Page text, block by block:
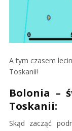
A tym czasem
Toskanii!
Bolonia –
Toskanii:
Skąd zacząć